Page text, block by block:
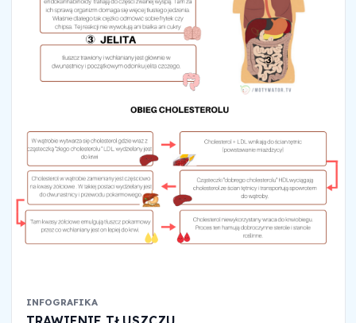
INFOGRAFIKA